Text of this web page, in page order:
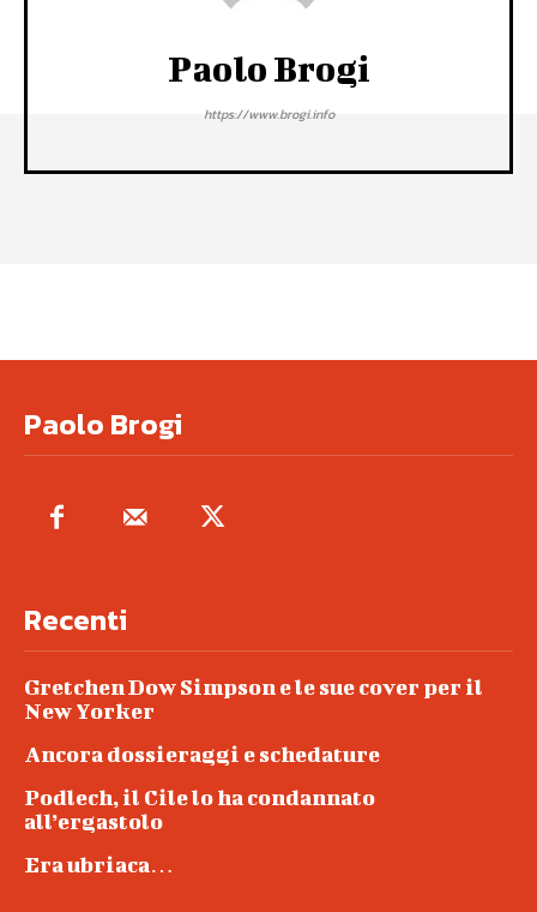
Paolo Brogi
https://www.brogi.info
Paolo Brogi
Recenti
Gretchen Dow Simpson e le sue cover per il
New Yorker
Ancora dossieraggi e schedature
Podlech, il Cile lo ha condannato
all’ergastolo
Era ubriaca…